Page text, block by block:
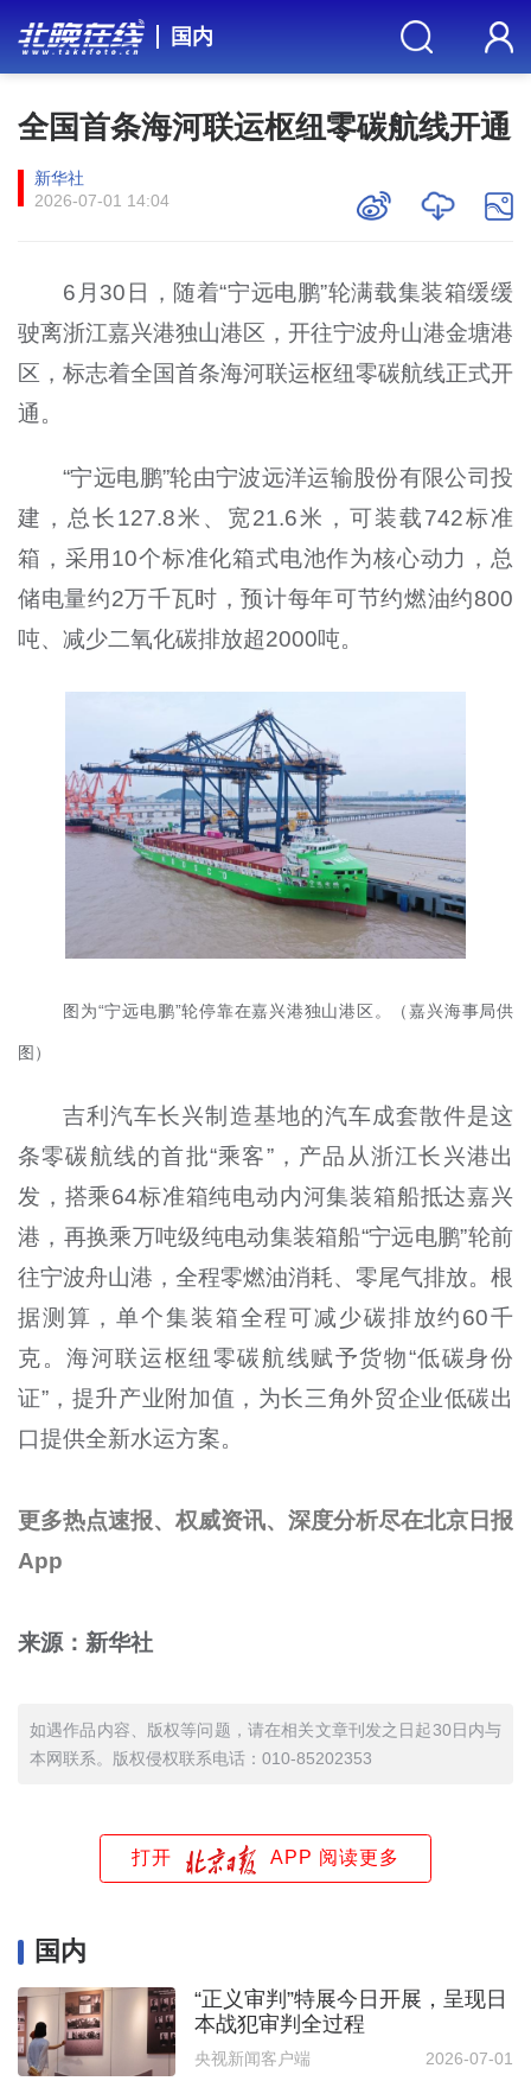
国内
全国首条海河联运枢纽零碳航线开通
新华社
2026-07-01 14:04
6月30日，随着“宁远电鹏”轮满载集装箱缓缓
驶离浙江嘉兴港独山港区，开往宁波舟山港金塘港
区，标志着全国首条海河联运枢纽零碳航线正式开
通。
“宁远电鹏”轮由宁波远洋运输股份有限公司投
建，总长127.8米、宽21.6米，可装载742标准
箱，采用10个标准化箱式电池作为核心动力，总
储电量约2万千瓦时，预计每年可节约燃油约800
吨、减少二氧化碳排放超2000吨。
图为“宁远电鹏”轮停靠在嘉兴港独山港区。（嘉兴海事局供
图）
吉利汽车长兴制造基地的汽车成套散件是这
条零碳航线的首批“乘客”，产品从浙江长兴港出
发，搭乘64标准箱纯电动内河集装箱船抵达嘉兴
港，再换乘万吨级纯电动集装箱船“宁远电鹏”轮前
往宁波舟山港，全程零燃油消耗、零尾气排放。根
据测算，单个集装箱全程可减少碳排放约60千
克。海河联运枢纽零碳航线赋予货物“低碳身份
证”，提升产业附加值，为长三角外贸企业低碳出
口提供全新水运方案。
更多热点速报、权威资讯、深度分析尽在北京日报
App
来源：新华社
如遇作品内容、版权等问题，请在相关文章刊发之日起30日内与
本网联系。版权侵权联系电话：010-85202353
打开 APP 阅读更多
国内
“正义审判”特展今日开展，呈现日
本战犯审判全过程
央视新闻客户端 2026-07-01